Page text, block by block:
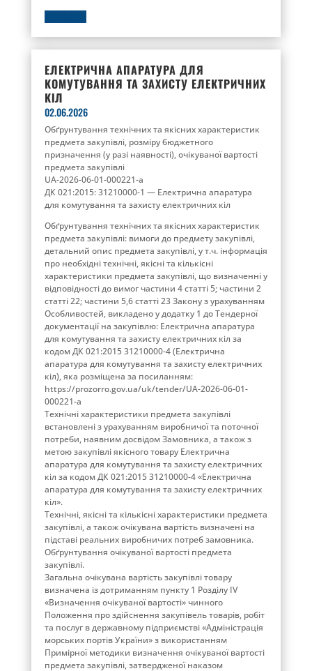
ЕЛЕКТРИЧНА АПАРАТУРА ДЛЯ
КОМУТУВАННЯ ТА ЗАХИСТУ ЕЛЕКТРИЧНИХ
КІЛ
02.06.2026
Обґрунтування технічних та якісних характеристик
предмета закупівлі, розміру бюджетного
призначення (у разі наявності), очікуваної вартості
предмета закупівлі
UA-2026-06-01-000221-a
ДК 021:2015: 31210000-1 — Електрична апаратура
для комутування та захисту електричних кіл
Обґрунтування технічних та якісних характеристик
предмета закупівлі: вимоги до предмету закупівлі,
детальний опис предмета закупівлі, у т.ч. інформація
про необхідні технічні, якісні та кількісні
характеристики предмета закупівлі, що визначенні у
відповідності до вимог частини 4 статті 5; частини 2
статті 22; частини 5,6 статті 23 Закону з урахуванням
Особливостей, викладено у додатку 1 до Тендерної
документації на закупівлю: Електрична апаратура
для комутування та захисту електричних кіл за
кодом ДК 021:2015 31210000-4 (Електрична
апаратура для комутування та захисту електричних
кіл), яка розміщена за посиланням:
https://prozorro.gov.ua/uk/tender/UA-2026-06-01-
000221-a
Технічні характеристики предмета закупівлі
встановлені з урахуванням виробничої та поточної
потреби, наявним досвідом Замовника, а також з
метою закупівлі якісного товару Електрична
апаратура для комутування та захисту електричних
кіл за кодом ДК 021:2015 31210000-4 «Електрична
апаратура для комутування та захисту електричних
кіл».
Технічні, якісні та кількісні характеристики предмета
закупівлі, а також очікувана вартість визначені на
підставі реальних виробничих потреб замовника.
Обґрунтування очікуваної вартості предмета
закупівлі.
Загальна очікувана вартість закупівлі товару
визначена із дотриманням пункту 1 Розділу ІV
«Визначення очікуваної вартості» чинного
Положення про здійснення закупівель товарів, робіт
та послуг в державному підприємстві «Адміністрація
морських портів України» з використанням
Примірної методики визначення очікуваної вартості
предмета закупівлі, затвердженої наказом